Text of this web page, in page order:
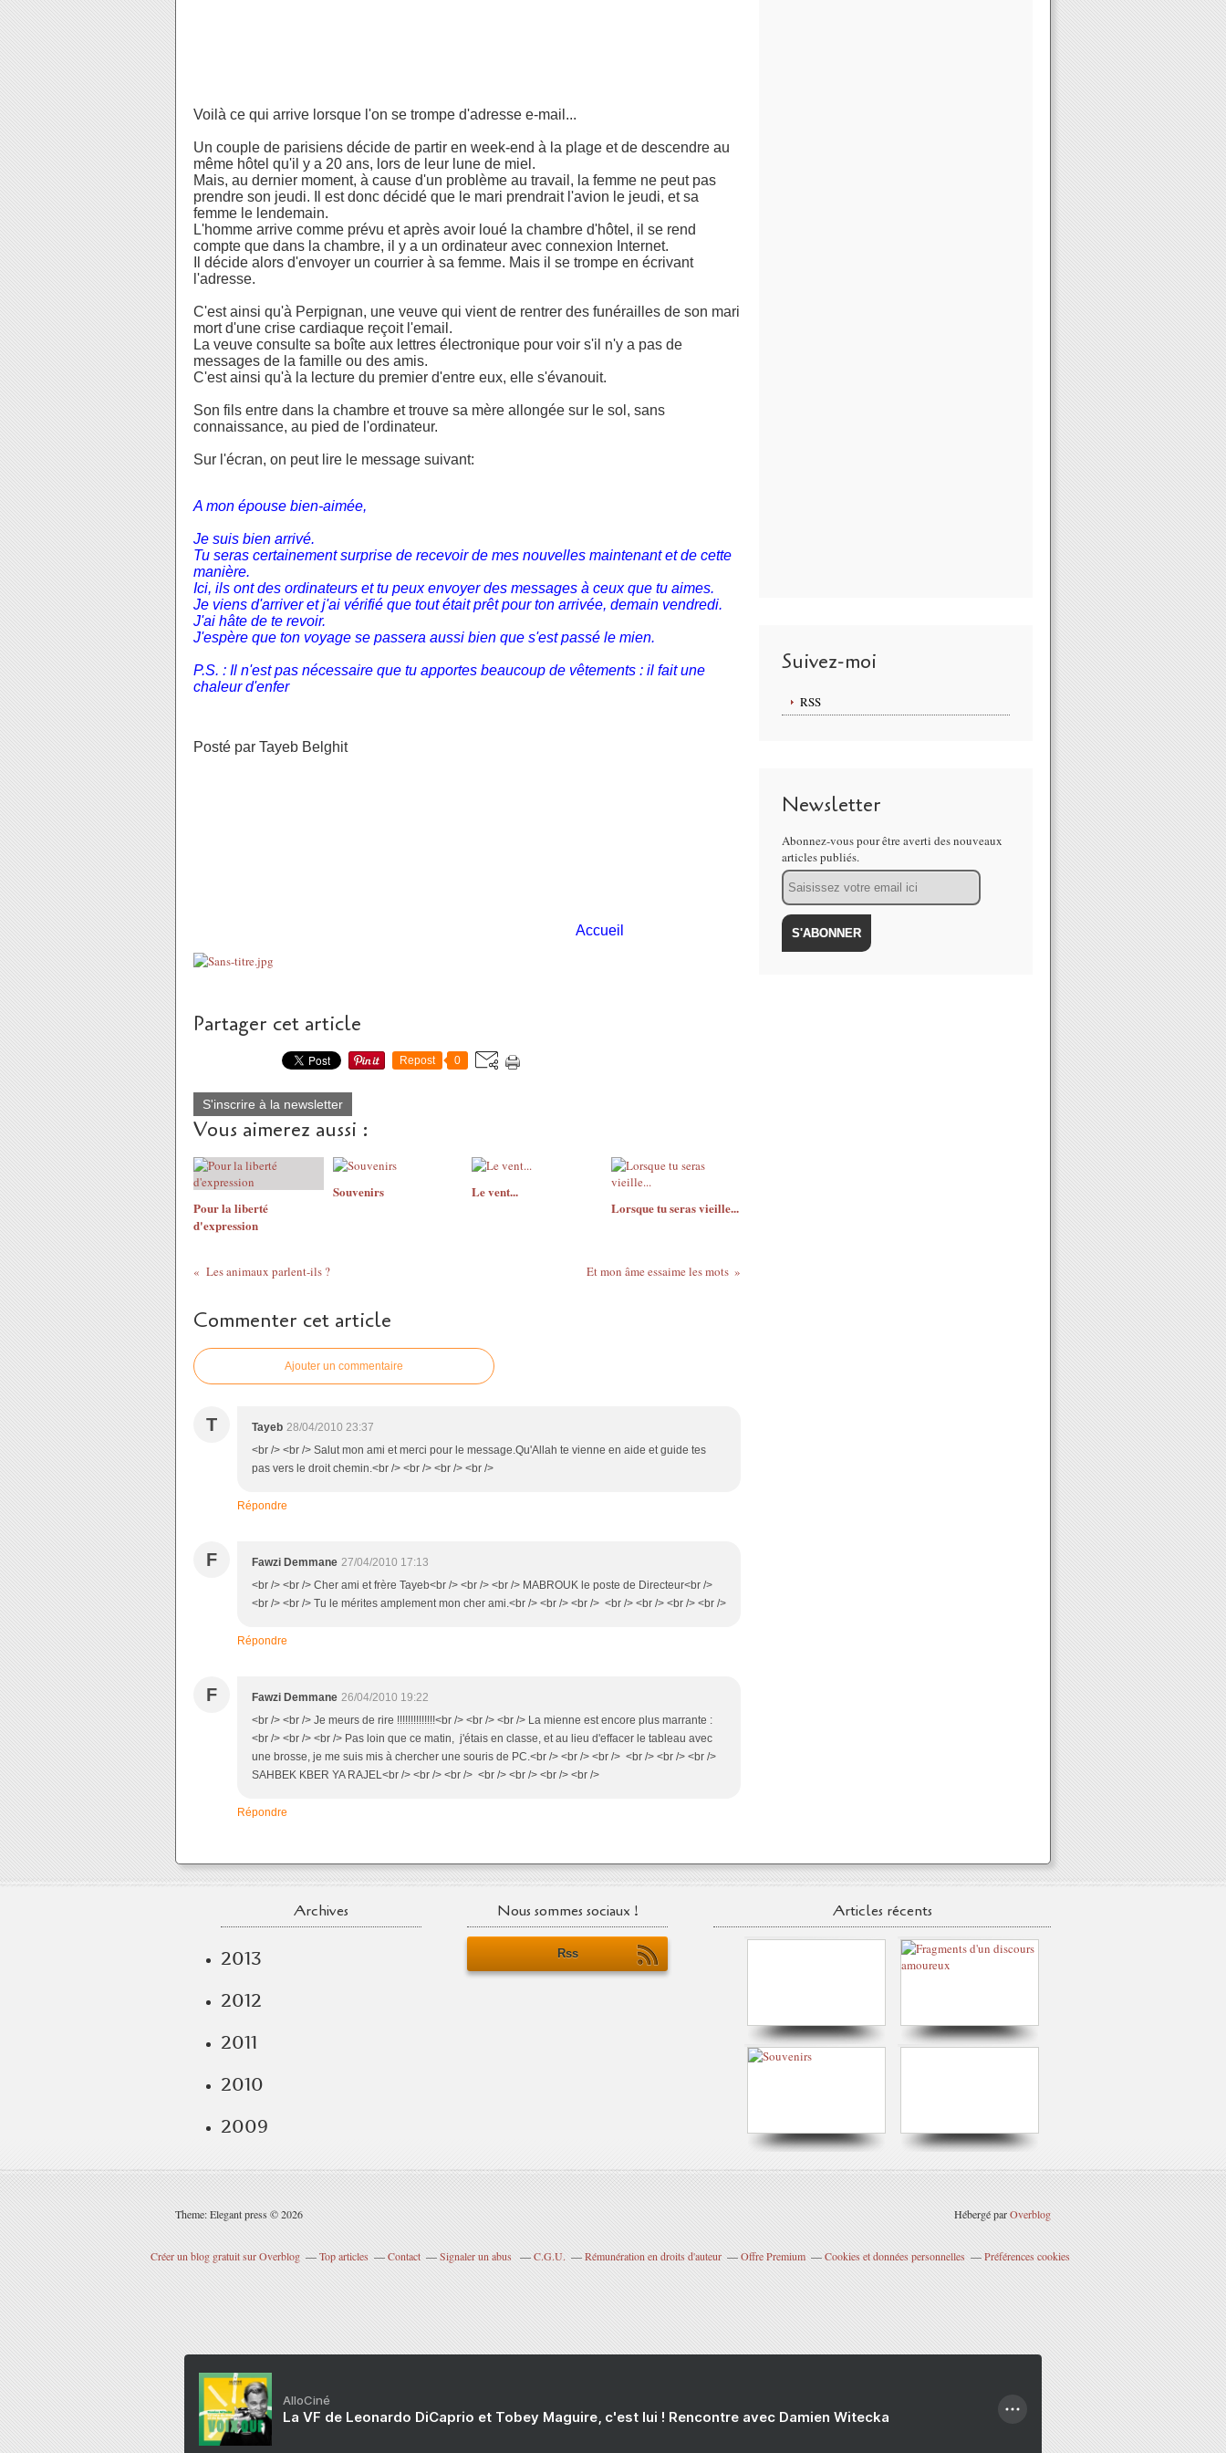
Voilà ce qui arrive lorsque l'on se trompe d'adresse e-mail...
Un couple de parisiens décide de partir en week-end à la plage et de descendre au
même hôtel qu'il y a 20 ans, lors de leur lune de miel.
Mais, au dernier moment, à cause d'un problème au travail, la femme ne peut pas
prendre son jeudi. Il est donc décidé que le mari prendrait l'avion le jeudi, et sa
femme le lendemain.
L'homme arrive comme prévu et après avoir loué la chambre d'hôtel, il se rend
compte que dans la chambre, il y a un ordinateur avec connexion Internet.
Il décide alors d'envoyer un courrier à sa femme. Mais il se trompe en écrivant
l'adresse.
C'est ainsi qu'à Perpignan, une veuve qui vient de rentrer des funérailles de son mari
mort d'une crise cardiaque reçoit l'email.
La veuve consulte sa boîte aux lettres électronique pour voir s'il n'y a pas de
messages de la famille ou des amis.
C'est ainsi qu'à la lecture du premier d'entre eux, elle s'évanouit.
Son fils entre dans la chambre et trouve sa mère allongée sur le sol, sans
connaissance, au pied de l'ordinateur.
Sur l'écran, on peut lire le message suivant:
A mon épouse bien-aimée,
Je suis bien arrivé.
Tu seras certainement surprise de recevoir de mes nouvelles maintenant et de cette
manière.
Ici, ils ont des ordinateurs et tu peux envoyer des messages à ceux que tu aimes.
Je viens d'arriver et j'ai vérifié que tout était prêt pour ton arrivée, demain vendredi.
J'ai hâte de te revoir.
J'espère que ton voyage se passera aussi bien que s'est passé le mien.
P.S. : Il n'est pas nécessaire que tu apportes beaucoup de vêtements : il fait une
chaleur d'enfer
Posté par Tayeb Belghit
Accueil
Partager cet article
Repost 0
S'inscrire à la newsletter
Vous aimerez aussi :
Pour la liberté
d'expression
Souvenirs
Le vent...
Lorsque tu seras vieille...
Les animaux parlent-ils ? Et mon âme essaime les mots
Commenter cet article
Ajouter un commentaire
T Tayeb 28/04/2010 23:37
<br /> <br /> Salut mon ami et merci pour le message.Qu'Allah te vienne en aide et guide tes
pas vers le droit chemin.<br /> <br /> <br /> <br />
Répondre
F Fawzi Demmane 27/04/2010 17:13
<br /> <br /> Cher ami et frère Tayeb<br /> <br /> <br /> MABROUK le poste de Directeur<br />
<br /> <br /> Tu le mérites amplement mon cher ami.<br /> <br /> <br /> <br /> <br /> <br /> <br />
Répondre
F Fawzi Demmane 26/04/2010 19:22
<br /> <br /> Je meurs de rire !!!!!!!!!!!!!!<br /> <br /> <br /> La mienne est encore plus marrante :
<br /> <br /> <br /> Pas loin que ce matin, j'étais en classe, et au lieu d'effacer le tableau avec
une brosse, je me suis mis à chercher une souris de PC.<br /> <br /> <br /> <br /> <br /> <br />
SAHBEK KBER YA RAJEL<br /> <br /> <br /> <br /> <br /> <br /> <br />
Répondre
Suivez-moi
RSS
Newsletter
Abonnez-vous pour être averti des nouveaux
articles publiés.
Email
Archives
2013
2012
2011
2010
2009
Nous sommes sociaux !
Rss
Articles récents
Theme: Elegant press © 2026 Hébergé parOverblog
Créer un blog gratuit sur Overblog Top articles Contact Signaler un abus C.G.U. Rémunération en droits d'auteur Offre Premium Cookies et données personnelles Préférences cookies
AlloCiné
La VF de Leonardo DiCaprio et Tobey Maguire, c'est lui ! Rencontre avec Damien Witecka